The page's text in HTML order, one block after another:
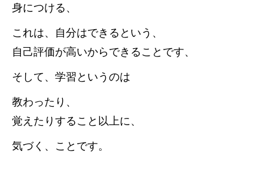
身につける、
これは、自分はできるという、
自己評価が高いからできることです、
そして、学習というのは
教わったり、
覚えたりすること以上に、
気づく、ことです。